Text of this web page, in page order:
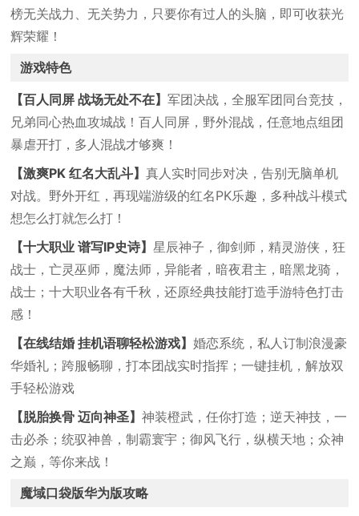
榜无关战力、无关势力，只要你有过人的头脑，即可收获光
辉荣耀！
游戏特色
【百人同屏 战场无处不在】军团决战，全服军团同台竞技，
兄弟同心热血攻城战！百人同屏，野外混战，任意地点组团
暴虐开打，多人混战才够爽！
【激爽PK 红名大乱斗】真人实时同步对决，告别无脑单机
对战。野外开红，再现端游级的红名PK乐趣，多种战斗模式
想怎么打就怎么打！
【十大职业 谱写IP史诗】星辰神子，御剑师，精灵游侠，狂
战士，亡灵巫师，魔法师，异能者，暗夜君主，暗黑龙骑，
战士；十大职业各有千秋，还原经典技能打造手游特色打击
感！
【在线结婚 挂机语聊轻松游戏】婚恋系统，私人订制浪漫豪
华婚礼；跨服畅聊，打本团战实时指挥；一键挂机，解放双
手轻松游戏
【脱胎换骨 迈向神圣】神装橙武，任你打造；逆天神技，一
击必杀；统驭神兽，制霸寰宇；御风飞行，纵横天地；众神
之巅，等你来战！
魔域口袋版华为版攻略